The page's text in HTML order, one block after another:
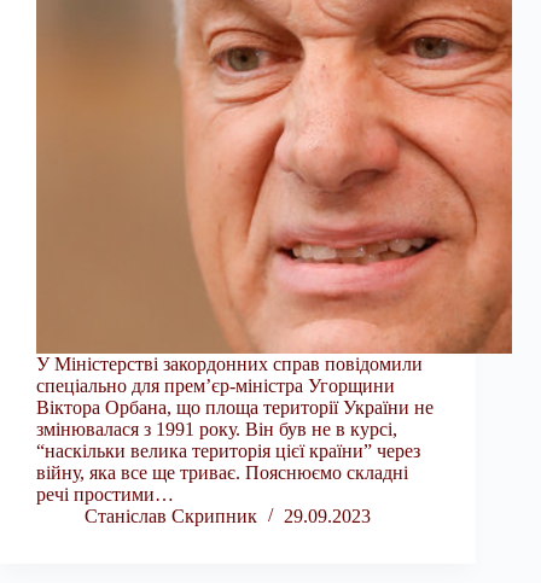
У Міністерстві закордонних справ повідомили
спеціально для прем’єр-міністра Угорщини
Віктора Орбана, що площа території України не
змінювалася з 1991 року. Він був не в курсі,
“наскільки велика територія цієї країни” через
війну, яка все ще триває. Пояснюємо складні
речі простими…
Станіслав Скрипник
29.09.2023